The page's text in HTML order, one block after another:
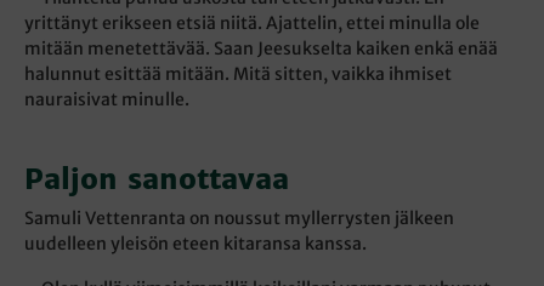
yrittänyt erikseen etsiä niitä. Ajattelin, ettei minulla ole
mitään menetettävää. Saan Jeesukselta kaiken enkä enää
halunnut esittää mitään. Mitä sitten, vaikka ihmiset
nauraisivat minulle.
Paljon sanottavaa
Samuli Vettenranta on noussut myllerrysten jälkeen
uudelleen yleisön eteen kitaransa kanssa.